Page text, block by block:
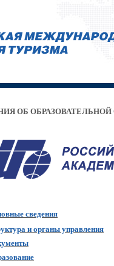
ОБ
сведения
и органы управления